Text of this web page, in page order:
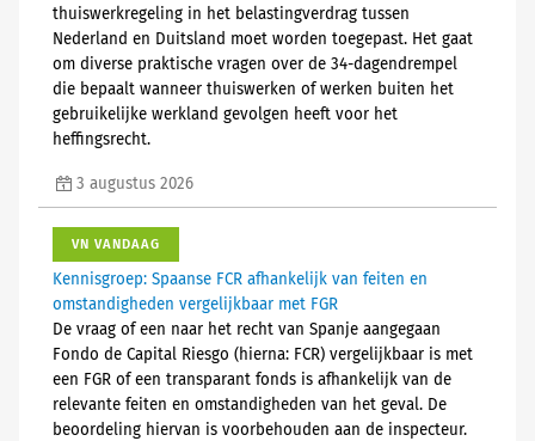
thuiswerkregeling in het belastingverdrag tussen
Nederland en Duitsland moet worden toegepast. Het gaat
om diverse praktische vragen over de 34-dagendrempel
die bepaalt wanneer thuiswerken of werken buiten het
gebruikelijke werkland gevolgen heeft voor het
heffingsrecht.
3 augustus 2026
VN VANDAAG
Kennisgroep: Spaanse FCR afhankelijk van feiten en
omstandigheden vergelijkbaar met FGR
De vraag of een naar het recht van Spanje aangegaan
Fondo de Capital Riesgo (hierna: FCR) vergelijkbaar is met
een FGR of een transparant fonds is afhankelijk van de
relevante feiten en omstandigheden van het geval. De
beoordeling hiervan is voorbehouden aan de inspecteur.